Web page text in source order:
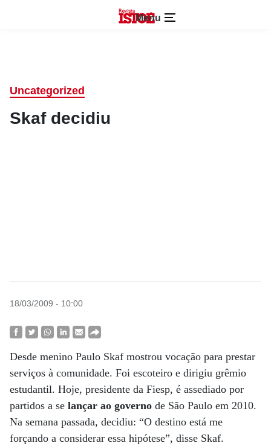
Menu
Uncategorized
Skaf decidiu
18/03/2009 - 10:00
Desde menino Paulo Skaf mostrou vocação para prestar
serviços à comunidade. Foi escoteiro e dirigiu grêmio
estudantil. Hoje, presidente da Fiesp, é assediado por
partidos a se lançar ao governo de São Paulo em 2010.
Na semana passada, decidiu: “O destino está me
forçando a considerar essa hipótese”, disse Skaf.